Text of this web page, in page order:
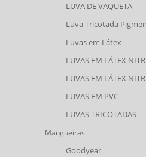
LUVA DE VAQUETA
Luva Tricotada
Luvas em Látex
LUVAS EM LÁTEX
LUVAS EM LÁTEX
LUVAS EM PVC
LUVAS TRICOTADAS
Mangueiras
Goodyear